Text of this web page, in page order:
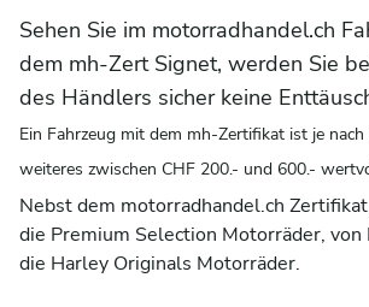
Sehen Sie im motorradhandel.ch
dem mh-Zert Signet, werden Sie
des Händlers sicher keine
Ein Fahrzeug mit dem mh-Zertifikat ist je
weiteres zwischen CHF 200.- und 600.-
Nebst dem motorradhandel.ch
die Premium Selection Motorräder,
die Harley Originals Motorräder.